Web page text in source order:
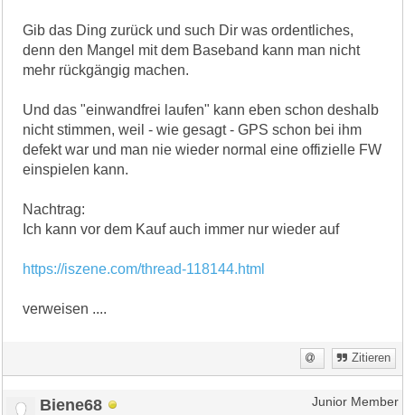
Gib das Ding zurück und such Dir was ordentliches,
denn den Mangel mit dem Baseband kann man nicht
mehr rückgängig machen.
Und das "einwandfrei laufen" kann eben schon deshalb
nicht stimmen, weil - wie gesagt - GPS schon bei ihm
defekt war und man nie wieder normal eine offizielle FW
einspielen kann.
Nachtrag:
Ich kann vor dem Kauf auch immer nur wieder auf
https://iszene.com/thread-118144.html
verweisen ....
Zitieren
Biene68 Junior Member